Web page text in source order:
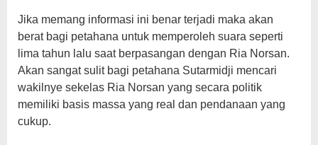
Jika memang informasi ini benar terjadi maka akan
berat bagi petahana untuk memperoleh suara seperti
lima tahun lalu saat berpasangan dengan Ria Norsan.
Akan sangat sulit bagi petahana Sutarmidji mencari
wakilnye sekelas Ria Norsan yang secara politik
memiliki basis massa yang real dan pendanaan yang
cukup.